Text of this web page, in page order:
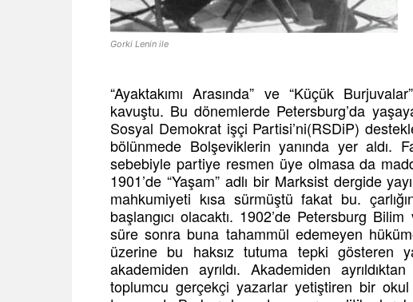
Gorki Lenin ile
“Ayaktakımı Arasında” ve “Küçük
kavuştu. Bu dönemlerde Petersburg’da
Sosyal Demokrat işçi Partisi’ni(RSDiP)
bölünmede Bolşeviklerin yanında yer aldı.
sebebiyle partiye resmen üye olmasa da
1901’de “Yaşam” adlı bir Marksist dergide
mahkumiyeti kısa sürmüştü fakat bu.
başlangıcı olacaktı. 1902’de Petersburg
süre sonra buna tahammül edemeyen
üzerine bu haksız tutuma tepki gösteren
akademiden ayrıldı. Akademiden
toplumcu gerçekçi yazarlar yetiştiren bir